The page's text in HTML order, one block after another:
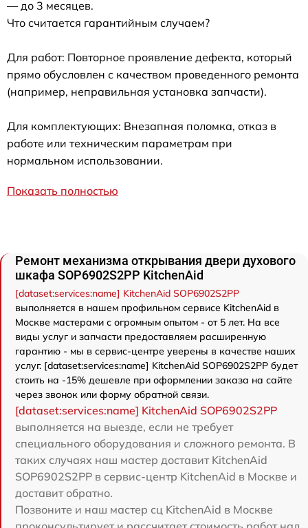
— до 3 месяцев.
Что считается гарантийным случаем?
Для работ: Повторное проявление дефекта, который
прямо обусловлен с качеством проведенного ремонта
(например, неправильная установка запчасти).
Для комплектующих: Внезапная поломка, отказ в
работе или техническим параметрам при
нормальном использовании.
Показать полностью
Ремонт механизма открывания двери духового
шкафа SOP6902S2PP KitchenAid
[dataset:services:name] KitchenAid SOP6902S2PP
выполняется в нашем профильном сервисе KitchenAid в
Москве мастерами с огромным опытом - от 5 лет. На все
виды услуг и запчасти предоставляем расширенную
гарантию - мы в сервис-центре уверены в качестве наших
услуг. [dataset:services:name] KitchenAid SOP6902S2PP будет
стоить на -15% дешевле при оформлении заказа на сайте
через звонок или форму обратной связи.
[dataset:services:name] KitchenAid SOP6902S2PP
выполняется на выезде, если не требует
специального оборудования и сложного ремонта. В
таких случаях наш мастер доставит KitchenAid
SOP6902S2PP в сервис-центр KitchenAid в Москве и
доставит обратно.
Позвоните и наш мастер сц KitchenAid в Москве